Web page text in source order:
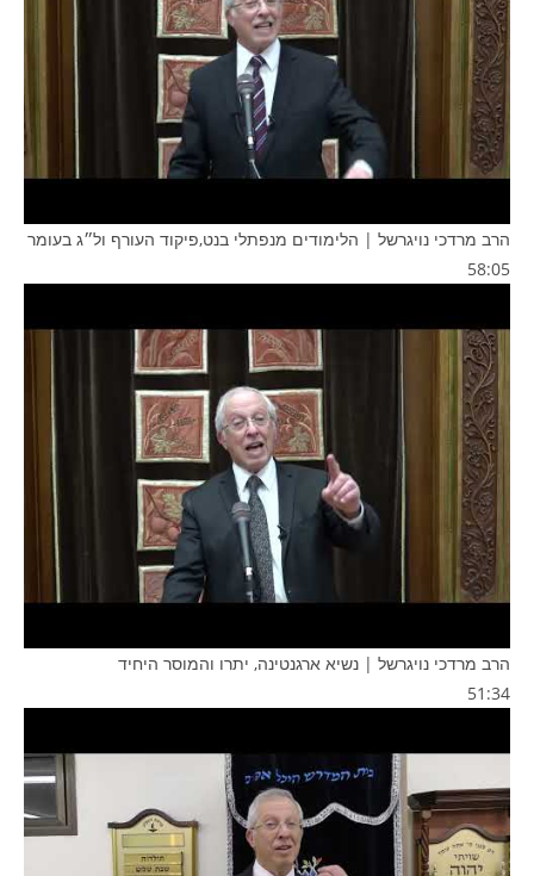
הרב מרדכי נויגרשל | הלימודים מנפתלי בנט,פיקוד העורף ול״ג בעומר
58:05
הרב מרדכי נויגרשל | נשיא ארגנטינה, יתרו והמוסר היחיד
51:34